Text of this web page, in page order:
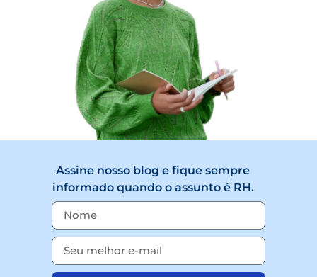
Assine nosso blog e fique sempre
informado quando o assunto é RH.